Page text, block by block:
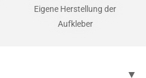
Eigene Herstellung der
Aufkleber
▼